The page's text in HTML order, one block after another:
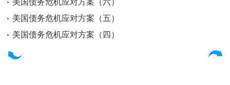
美国债务危机应对方案（六）
美国债务危机应对方案（五）
美国债务危机应对方案（四）